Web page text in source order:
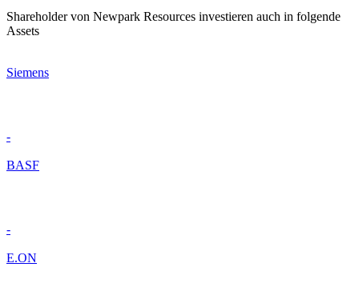
Shareholder von Newpark Resources investieren auch in folgende
Assets
Siemens
-
BASF
-
E.ON